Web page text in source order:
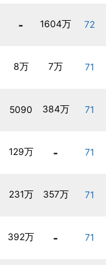
- 1604万 72
8万 7万 71
5090 384万 71
129万 - 71
231万 357万 71
392万 - 71